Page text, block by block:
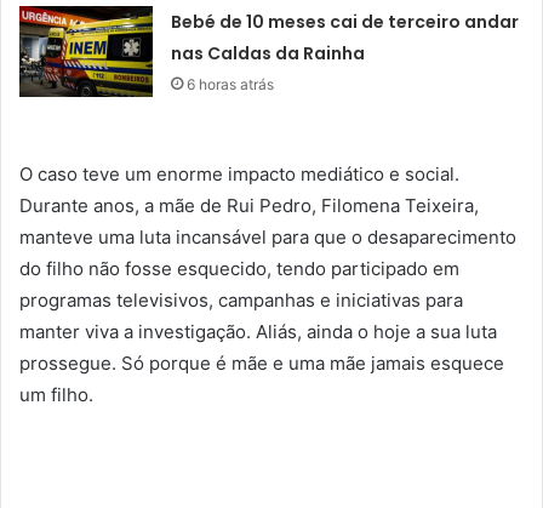
Bebé de 10 meses cai de terceiro andar
nas Caldas da Rainha
6 horas atrás
O caso teve um enorme impacto mediático e social.
Durante anos, a mãe de Rui Pedro, Filomena Teixeira,
manteve uma luta incansável para que o desaparecimento
do filho não fosse esquecido, tendo participado em
programas televisivos, campanhas e iniciativas para
manter viva a investigação. Aliás, ainda o hoje a sua luta
prossegue. Só porque é mãe e uma mãe jamais esquece
um filho.